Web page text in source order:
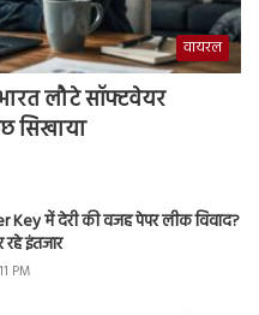
वायरल
लौटे सॉफ्टवेयर
सिखाया
Key में देरी की वजह पेपर लीक विवाद?
रहे इंतजार
PM